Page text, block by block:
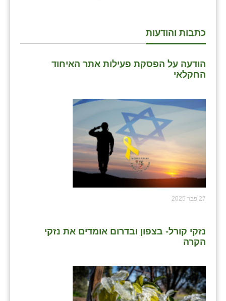
כתבות והודעות
הודעה על הפסקת פעילות אתר האיחוד
החקלאי
27 פבר 2025
נזקי קורל- בצפון ובדרום אומדים את נזקי
הקרה